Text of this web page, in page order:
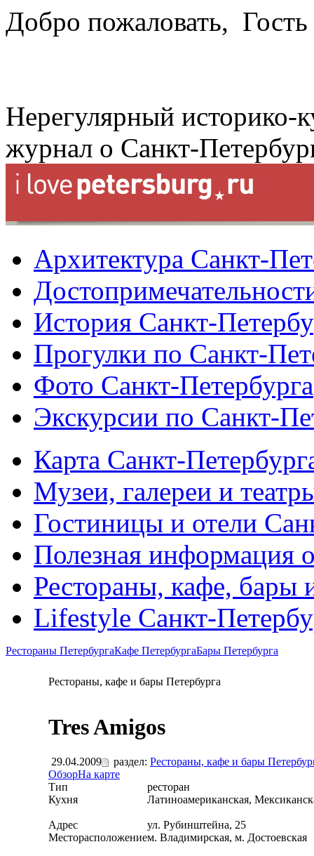
Добро пожаловать, Гость
Нерегулярный историко-
журнал о Санкт-
Архитектура Санкт-
История Санкт-
Прогулки по Санкт-
Фото Санкт-Петербурга
Экскурсии по Санкт-
Карта Санкт-
Музеи, галереи и
Гостиницы и отели
Полезная информация
Рестораны, кафе, бары
Lifestyle Санкт-
Рестораны ПетербургаКафе ПетербургаБары Петербурга
Рестораны, кафе и бары Петербурга
Tres Amigos
29.04.2009 раздел: Рестораны, кафе и бары
ОбзорНа карте
Тип
ресторан
Кухня
Латиноамериканская,
Адрес
ул. Рубинштейна, 25
Месторасположением. Владимирская, м. Достоевская